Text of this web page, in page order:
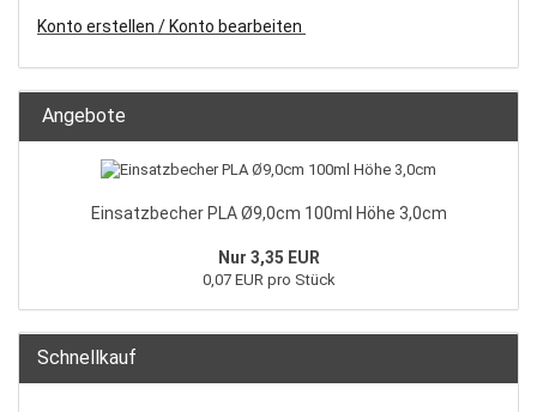
Konto erstellen / Konto bearbeiten
Angebote
Einsatzbecher PLA Ø9,0cm 100ml Höhe 3,0cm
Nur 3,35 EUR
0,07 EUR pro Stück
Schnellkauf